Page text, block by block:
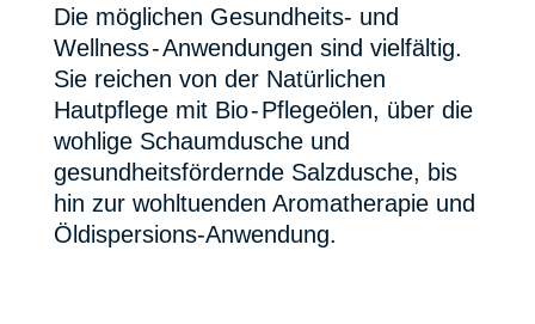
Die möglichen Gesundheits- und
Wellness-Anwendungen sind vielfältig.
Sie reichen von der Natürlichen
Hautpflege mit Bio-Pflegeölen, über die
wohlige Schaumdusche und
gesundheitsfördernde Salzdusche, bis
hin zur wohltuenden Aromatherapie und
Öldispersions-Anwendung.